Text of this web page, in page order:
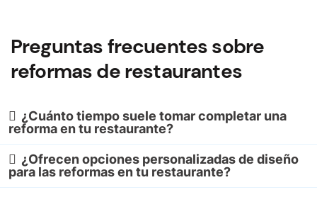
Preguntas frecuentes sobre
reformas de restaurantes
¿Cuánto tiempo suele tomar completar una
reforma en tu restaurante?
¿Ofrecen opciones personalizadas de diseño
para las reformas en tu restaurante?